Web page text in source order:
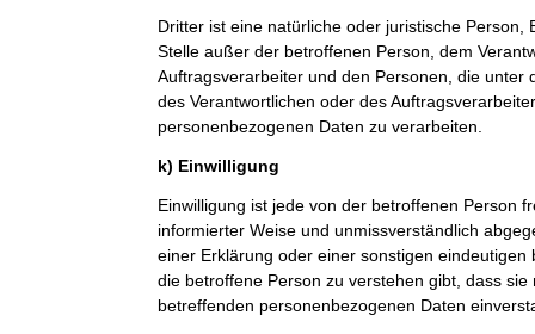
Dritter ist eine natürliche oder juristische Person,
Stelle außer der betroffenen Person, dem
Auftragsverarbeiter und den Personen, die unter
des Verantwortlichen oder des
personenbezogenen Daten zu verarbeiten.
k) Einwilligung
Einwilligung ist jede von der betroffenen Person
informierter Weise und unmissverständlich
einer Erklärung oder einer sonstigen
die betroffene Person zu verstehen gibt, dass
betreffenden personenbezogenen Daten